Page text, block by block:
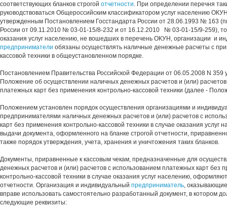
соответствующих бланков строгой отчетности. При определении перечня
руководствоваться Общероссийским классификатором услуг населению
утвержденным Постановлением Госстандарта России от 28.06.1993 № 163
России от 09.11.2010 № 03-01-15/8-232 и от 16.12.2010 № 03-01-15/9-259), то
оказания услуг населению, не вошедших в перечень ОКУН, организации и
предприниматели обязаны осуществлять наличные денежные расчеты с
кассовой техники в общеустановленном порядке.
Постановлением Правительства Российской Федерации от 06.05.2008 N 359
Положение об осуществлении наличных денежных расчетов и (или)
платежных карт без применения контрольно-кассовой техники (далее -
Положением установлен порядок осуществления организациями и
предпринимателями наличных денежных расчетов и (или) расчетов с
карт без применения контрольно-кассовой техники в случае оказания услуг
выдачи документа, оформленного на бланке строгой отчетности,
также порядок утверждения, учета, хранения и уничтожения таких бланков.
Документы, приравненные к кассовым чекам, предназначенные для
денежных расчетов и (или) расчетов с использованием платежных карт без
контрольно-кассовой техники в случае оказания услуг населению,
отчетности. Организация и индивидуальный предприниматель,
вправе использовать самостоятельно разработанный документ, в котором
следующие реквизиты: